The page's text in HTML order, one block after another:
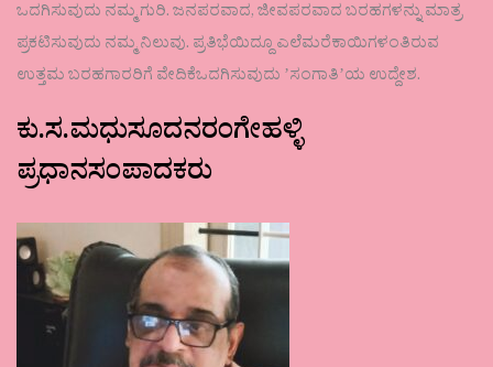
ಒದಗಿಸುವುದು ನಮ್ಮ ಗುರಿ. ಜನಪರವಾದ, ಜೀವಪರವಾದ ಬರಹಗಳನ್ನು ಮಾತ್ರ
ಪ್ರಕಟಿಸುವುದು ನಮ್ಮ ನಿಲುವು. ಪ್ರತಿಭೆಯಿದ್ದೂ ಎಲೆಮರೆಕಾಯಿಗಳಂತಿರುವ
ಉತ್ತಮ ಬರಹಗಾರರಿಗೆ ವೇದಿಕೆಒದಗಿಸುವುದು ʼಸಂಗಾತಿʼಯ ಉದ್ದೇಶ.
ಕು.ಸ.ಮಧುಸೂದನರಂಗೇಹಳ್ಳಿ
ಪ್ರಧಾನಸಂಪಾದಕರು